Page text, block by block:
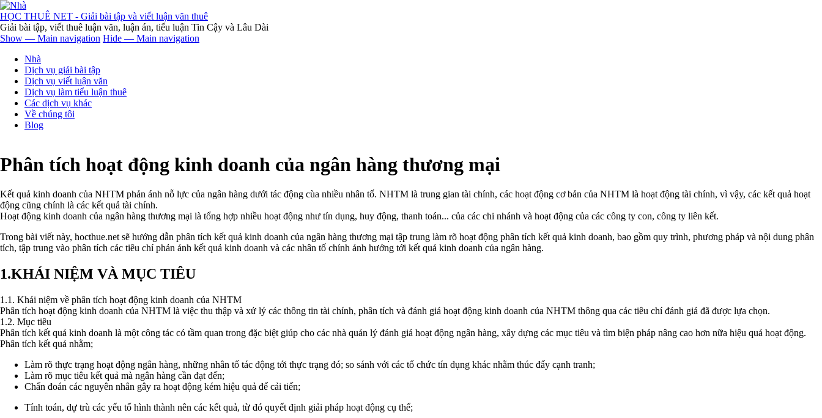
Nhảy
đến
nội
dung
HỌC THUÊ NET - Giải bài tập và viết luận văn thuê
Giải bài tập, viết thuê luận văn, luận án, tiểu luận Tin Cậy và Lâu Dài
Main
navigation
Show — Main navigation Hide — Main navigation
Nhà
Dịch vụ giải bài tập
Dịch vụ viết luận văn
Dịch vụ làm tiểu luận thuê
Các dịch vụ khác
Về chúng tôi
Blog
Phân tích hoạt động kinh doanh của ngân hàng thương mại
Kết quả kinh doanh của NHTM phản ánh nỗ lực của ngân hàng dưới tác động cùa nhiều nhân tố. NHTM là trung gian tài chính, các hoạt động cơ bản của NHTM là hoạt động tài chính, vì vậy, các kết quả hoạt
động cũng chính là các kết quả tài chính.
Hoạt động kinh doanh của ngân hàng thương mại là tổng hợp nhiều hoạt động như tín dụng, huy động, thanh toán... của các chi nhánh và hoạt động của các công ty con, công ty liên kết.
Trong bài viết này, hocthue.net sẽ hướng dẫn phân tích kết quả kinh doanh của ngân hàng thương mại tập trung làm rõ hoạt động phân tích kết quả kinh doanh, bao gồm quy trình, phương pháp và nội dung phân
tích, tập trung vào phân tích các tiêu chí phản ảnh kết quả kinh doanh và các nhân tố chính ảnh hưởng tới kết quả kinh doanh của ngân hàng.
1.KHÁI NIỆM VÀ MỤC TIÊU
1.1. Khái niệm về phân tích hoạt động kinh doanh của NHTM
Phân tích hoạt động kinh doanh của NHTM là việc thu thập và xử lý các thông tin tài chính, phân tích và đánh giá hoạt động kinh doanh của NHTM thông qua các tiêu chí đánh giá đã được lựa chọn.
1.2. Mục tiêu
Phân tích kết quả kinh doanh là một công tác có tầm quan trong đặc biệt giúp cho các nhà quản lý đánh giá hoạt động ngân hàng, xây dựng các mục tiêu và tìm biện pháp nâng cao hơn nữa hiệu quả hoạt động.
Phân tích kết quả nhằm;
Làm rõ thực trạng hoạt động ngân hàng, những nhân tố tác động tới thực trạng đó; so sánh với các tổ chức tín dụng khác nhằm thúc đẩy cạnh tranh;
Làm rõ mục tiêu kết quả mà ngân hàng cần đạt đến;
Chẩn đoán các nguyên nhân gây ra hoạt động kém hiệu quả để cải tiến;
Tính toán, dự trù các yếu tố hình thành nên các kết quả, từ đó quyết định giải pháp hoạt động cụ thể;